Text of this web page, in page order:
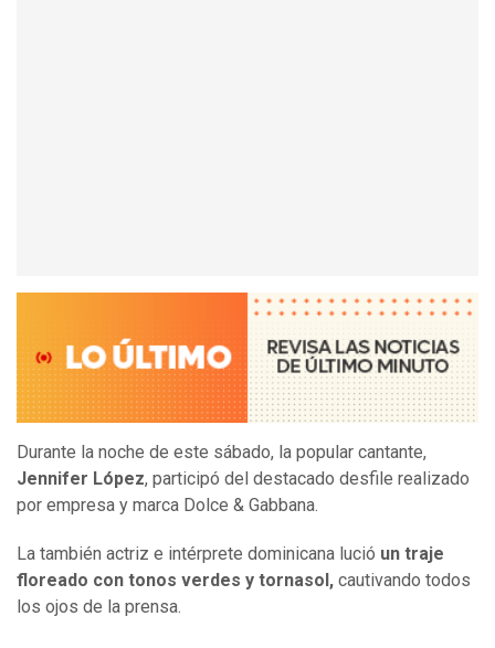
Durante la noche de este sábado, la popular cantante,
Jennifer López, participó del destacado desfile realizado
por empresa y marca Dolce & Gabbana.
La también actriz e intérprete dominicana lució un traje
floreado con tonos verdes y tornasol, cautivando todos
los ojos de la prensa.